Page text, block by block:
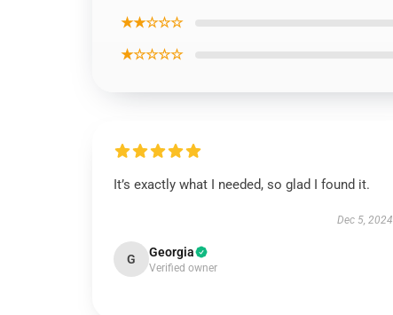
★★☆☆☆
★☆☆☆☆
It’s exactly what I needed, so glad I found it.
Dec 5, 2024
G Georgia
Verified owner